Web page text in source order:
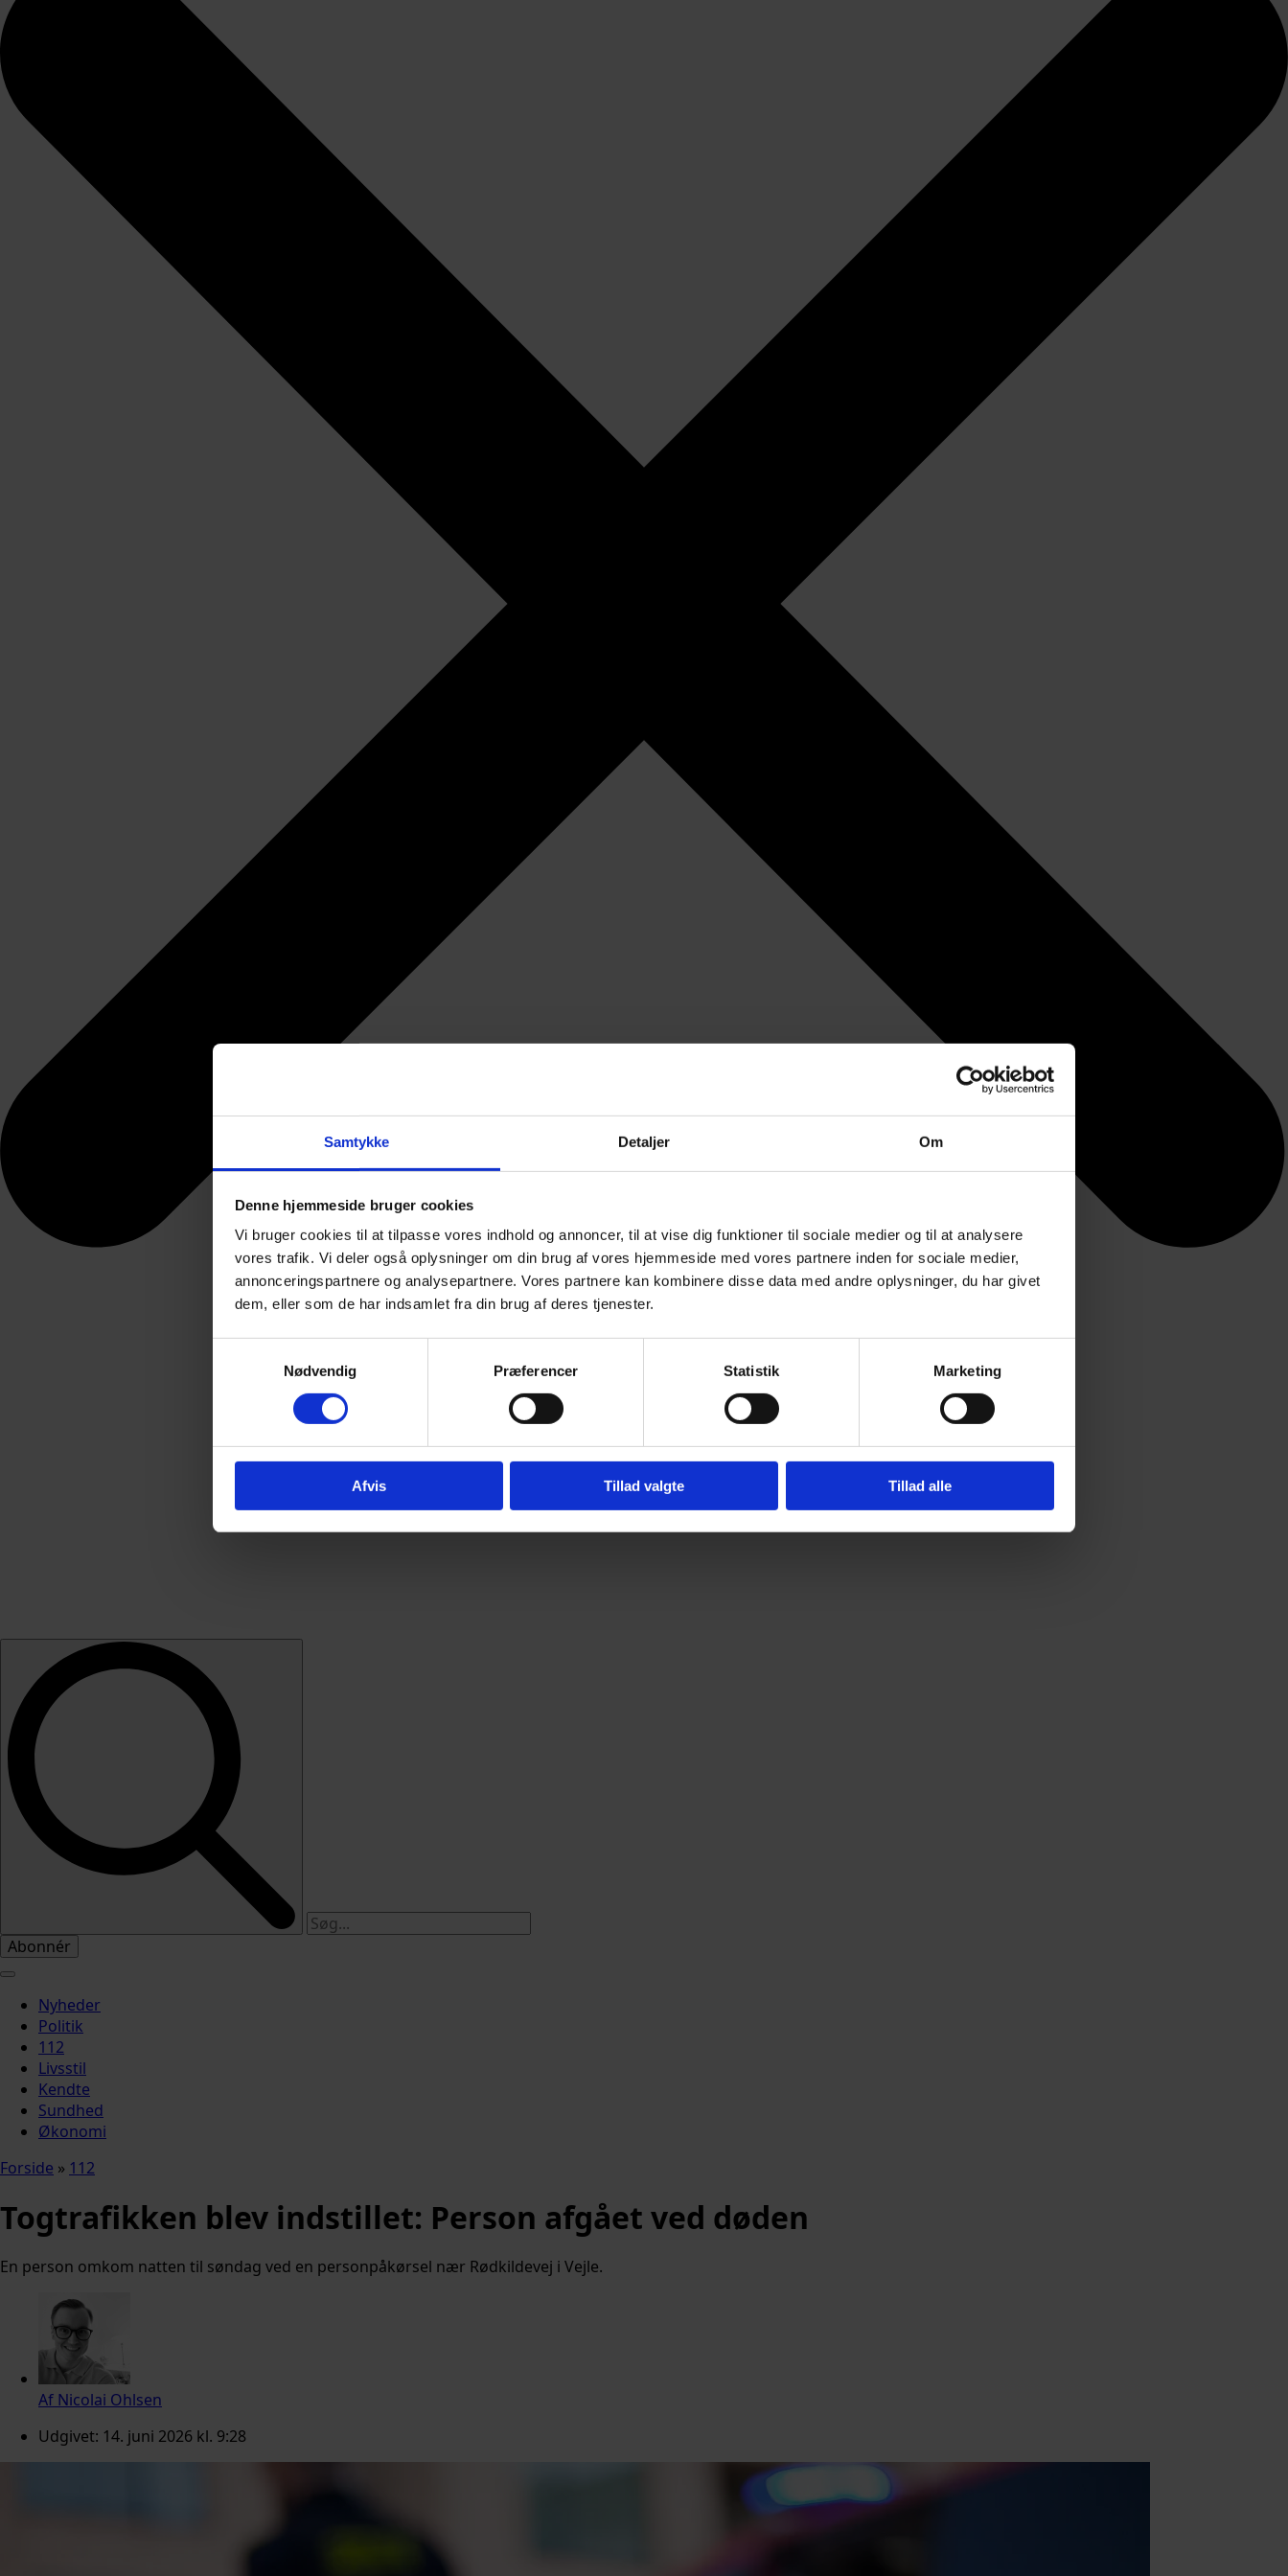
Samtykke Detaljer Om
Denne hjemmeside bruger cookies
Vi bruger cookies til at tilpasse vores indhold og annoncer, til at vise dig funktioner til sociale medier og til at analysere
vores trafik. Vi deler også oplysninger om din brug af vores hjemmeside med vores partnere inden for sociale medier,
annonceringspartnere og analysepartnere. Vores partnere kan kombinere disse data med andre oplysninger, du har givet
dem, eller som de har indsamlet fra din brug af deres tjenester.
Nødvendig
Præferencer Statistik Marketing
Afvis Tillad valgte Tillad alle
Abonnér
Nyheder
Politik
112
Livsstil
Kendte
Sundhed
Økonomi
Forside » 112
Togtrafikken blev indstillet: Person afgået ved døden
En person omkom natten til søndag ved en personpåkørsel nær Rødkildevej i Vejle.
Af Nicolai Ohlsen
Udgivet: 14. juni 2026 kl. 9:28